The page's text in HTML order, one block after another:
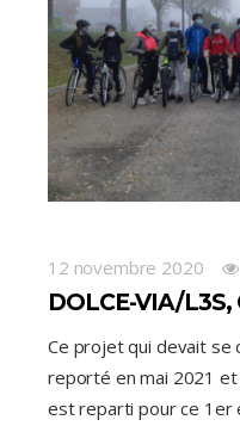
12 novembre 2020
DOLCE-VIA/L3S,
Ce projet qui devait se
reporté en mai 2021 et
est reparti pour ce 1er